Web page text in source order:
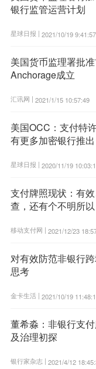
银行监管运营计划
星球日报 | 2021/10/19 9:41:57
美国货币监理署批
Anchorage成立
汇讯网 | 2021/1/15 10:57:49
美国OCC：支付特
有更多加密银行推出
星球日报 | 2020/11/19
支付牌照现状：有
查，还有个不明所以
移动支付网 | 2021/12/23
对有效防范非银行
思考
金卡生活 | 2021/10/19
董希淼：非银行支
及治理初探
银行家杂志 | 2021/4/12